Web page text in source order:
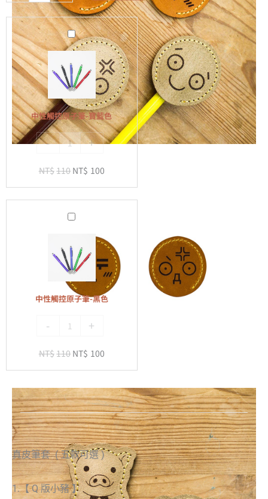
中
性
觸
控
原
子
筆-
寶
色
中性觸控原子筆-寶藍色
- +
NT$110 NT$ 100
中
觸
控
原
子
黑
中性觸控原子筆-黑色
- +
NT$110 NT$ 100
真皮筆套 ( 五款可選 )
1.【 Q 版小豬 】